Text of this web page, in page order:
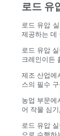
로드 유
로드 유압
제공하는 데
로드 유압
크레인이든
제조 산업에
스의 필수
농업 부문에
어 작물 심
로드 유압